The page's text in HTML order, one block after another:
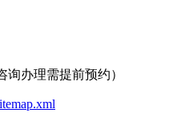
办理需提前预约）